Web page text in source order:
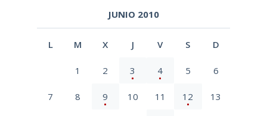
JUNIO 2010
L M X J V S D
1 2 3 4 5 6
7 8 9 10 11 12 13